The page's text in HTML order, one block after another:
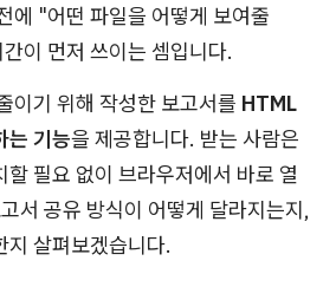
에 "어떤 파일을 어떻게 보여줄
이 먼저 쓰이는 셈입니다.
이기 위해 작성한 보고서를 HTML
는 기능을 제공합니다. 받는 사람은
할 필요 없이 브라우저에서 바로 열
서 공유 방식이 어떻게 달라지는지,
지 살펴보겠습니다.